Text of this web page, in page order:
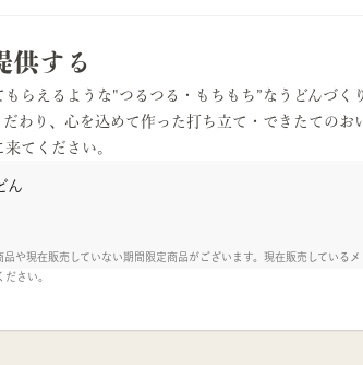
供する
らえるような"つるつる・もちもち”なうどんづくり
わり、心を込めて作った打ち立て・できたてのお
てください。
ん
や現在販売していない期間限定商品がございます。現在販売しているメ
さい。